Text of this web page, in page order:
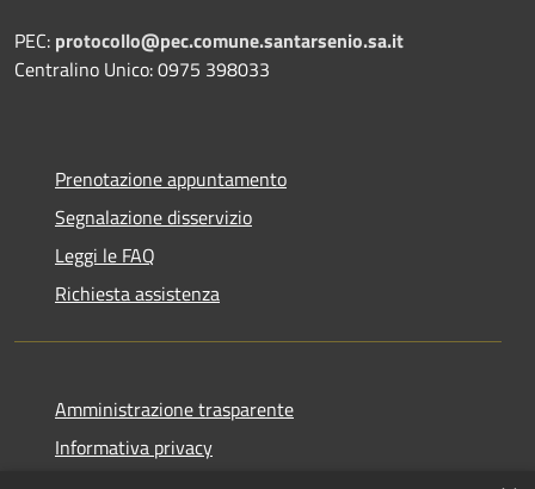
PEC: protocollo@pec.comune.santarsenio.sa.it
Centralino Unico: 0975 398033
Prenotazione appuntamento
Segnalazione disservizio
Leggi le FAQ
Richiesta assistenza
Amministrazione trasparente
Informativa privacy